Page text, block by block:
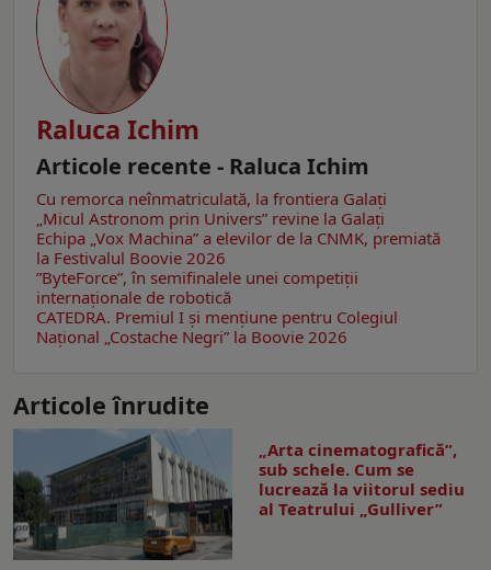
Raluca Ichim
Articole recente - Raluca Ichim
Cu remorca neînmatriculată, la frontiera Galați
„Micul Astronom prin Univers” revine la Galați
Echipa „Vox Machina” a elevilor de la CNMK, premiată
la Festivalul Boovie 2026
”ByteForce”, în semifinalele unei competiții
internaționale de robotică
CATEDRA. Premiul I și mențiune pentru Colegiul
Național „Costache Negri” la Boovie 2026
Articole înrudite
„Arta cinematografică”,
sub schele. Cum se
lucrează la viitorul sediu
al Teatrului „Gulliver”